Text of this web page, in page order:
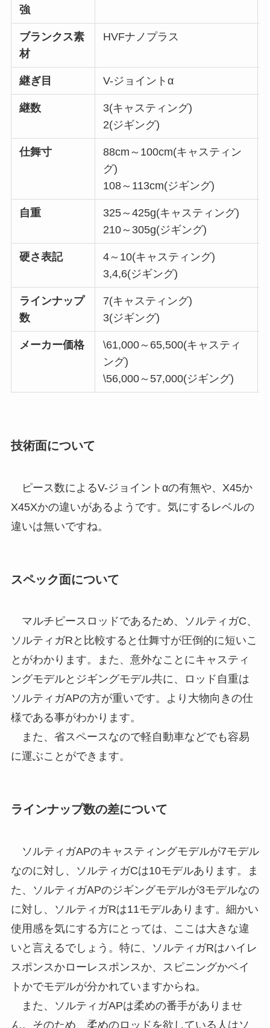
強
ブランクス素
材
HVFナノプラス
継ぎ目 V-ジョイントα
継数
3(キャスティング)
2(ジギング)
仕舞寸
88cm～100cm(キャスティン
グ)
108～113cm(ジギング)
自重
325～425g(キャスティング)
210～305g(ジギング)
硬さ表記
4～10(キャスティング)
3,4,6(ジギング)
ラインナップ
数
7(キャスティング)
3(ジギング)
メーカー価格
\61,000～65,500(キャスティ
ング)
\56,000～57,000(ジギング)
技術面について
ピース数によるV-ジョイントαの有無や、X45か
X45Xかの違いがあるようです。気にするレベルの
違いは無いですね。
スペック面について
マルチピースロッドであるため、ソルティガC、
ソルティガRと比較すると仕舞寸が圧倒的に短いこ
とがわかります。また、意外なことにキャスティ
ングモデルとジギングモデル共に、ロッド自重は
ソルティガAPの方が重いです。より大物向きの仕
様である事がわかります。
また、省スペースなので軽自動車などでも容易
に運ぶことができます。
ラインナップ数の差について
ソルティガAPのキャスティングモデルが7モデル
なのに対し、ソルティガCは10モデルあります。ま
た、ソルティガAPのジギングモデルが3モデルなの
に対し、ソルティガRは11モデルあります。細かい
使用感を気にする方にとっては、ここは大きな違
いと言えるでしょう。特に、ソルティガRはハイレ
スポンスかローレスポンスか、スピニングかベイ
トかでモデルが分かれていますからね。
また、ソルティガAPは柔めの番手がありませ
ん。そのため、柔めのロッドを欲している人はソ